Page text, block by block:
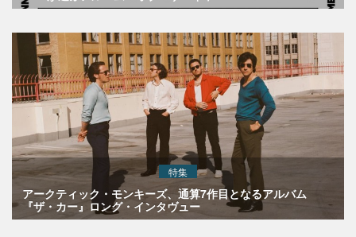
特集
アークティック・モンキーズ、通算7作目となるアルバム
『ザ・カー』ロング・インタヴュー